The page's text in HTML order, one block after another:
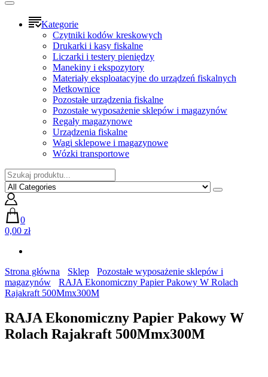
Kategorie
Czytniki kodów kreskowych
Drukarki i kasy fiskalne
Liczarki i testery pieniędzy
Manekiny i ekspozytory
Materiały eksploatacyjne do urządzeń fiskalnych
Metkownice
Pozostałe urządzenia fiskalne
Pozostałe wyposażenie sklepów i magazynów
Regały magazynowe
Urządzenia fiskalne
Wagi sklepowe i magazynowe
Wózki transportowe
0
0,00 zł
Strona główna Sklep
Pozostałe wyposażenie sklepów i
magazynów
RAJA Ekonomiczny Papier Pakowy W Rolach
Rajakraft 500Mmx300M
RAJA Ekonomiczny Papier Pakowy W
Rolach Rajakraft 500Mmx300M